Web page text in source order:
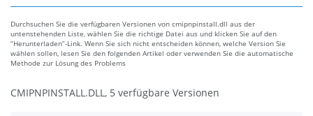
Durchsuchen Sie die verfügbaren Versionen von cmipnpinstall.dll aus der
untenstehenden Liste, wählen Sie die richtige Datei aus und klicken Sie auf den
“Herunterladen”-Link. Wenn Sie sich nicht entscheiden können, welche Version Sie
wählen sollen, lesen Sie den folgenden Artikel oder verwenden Sie die automatische
Methode zur Lösung des Problems
CMIPNPINSTALL.DLL, 5 verfügbare Versionen